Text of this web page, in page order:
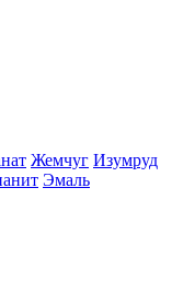
Жемчуг Изумруд
Эмаль